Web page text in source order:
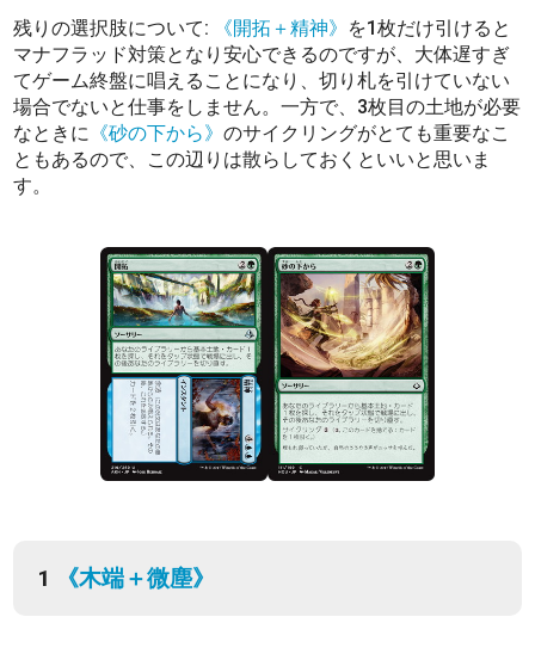
残りの選択肢について: 《開拓＋精神》 を1枚だけ引けると
マナフラッド対策となり安心できるのですが、大体遅すぎ
てゲーム終盤に唱えることになり、切り札を引けていない
場合でないと仕事をしません。一方で、3枚目の土地が必要
なときに 《砂の下から》のサイクリングがとても重要なこ
ともあるので、この辺りは散らしておくといいと思いま
す。
1 《木端＋微塵》